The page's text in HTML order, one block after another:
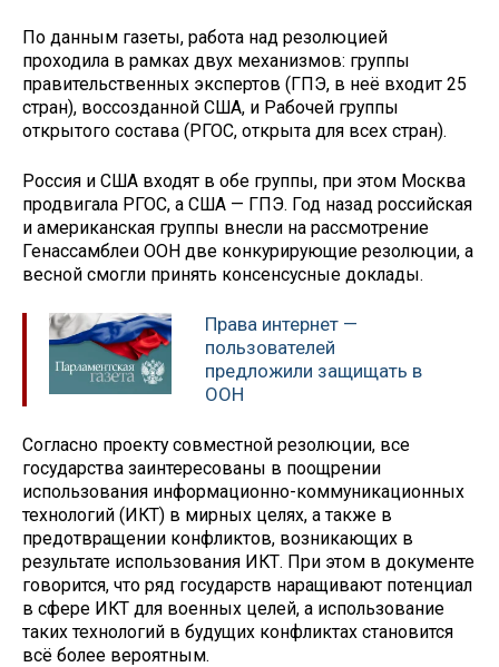
По данным газеты, работа над резолюцией
проходила в рамках двух механизмов: группы
правительственных экспертов (ГПЭ, в неё входит 25
стран), воссозданной США, и Рабочей группы
открытого состава (РГОС, открыта для всех стран).
Россия и США входят в обе группы, при этом Москва
продвигала РГОС, а США — ГПЭ. Год назад российская
и американская группы внесли на рассмотрение
Генассамблеи ООН две конкурирующие резолюции, а
весной смогли принять консенсусные доклады.
Права интернет —
пользователей
предложили защищать в
ООН
Согласно проекту совместной резолюции, все
государства заинтересованы в поощрении
использования информационно-коммуникационных
технологий (ИКТ) в мирных целях, а также в
предотвращении конфликтов, возникающих в
результате использования ИКТ. При этом в документе
говорится, что ряд государств наращивают потенциал
в сфере ИКТ для военных целей, а использование
таких технологий в будущих конфликтах становится
всё более вероятным.